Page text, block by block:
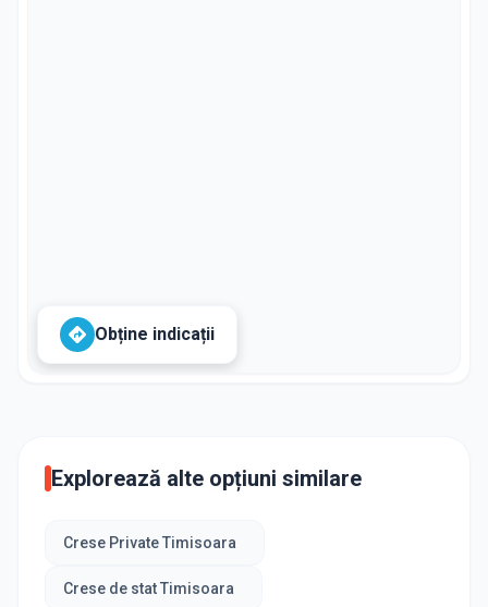
Obține indicații
Explorează alte opțiuni similare
Crese Private Timisoara
Crese de stat Timisoara